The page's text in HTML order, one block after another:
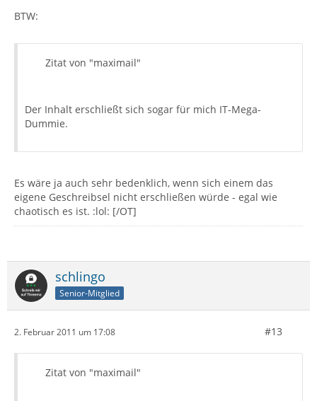
BTW:
Zitat von "maximail"
Der Inhalt erschließt sich sogar für mich IT-Mega-
Dummie.
Es wäre ja auch sehr bedenklich, wenn sich einem das
eigene Geschreibsel nicht erschließen würde - egal wie
chaotisch es ist. :lol: [/OT]
schlingo
Senior-Mitglied
2. Februar 2011 um 17:08 #13
Zitat von "maximail"